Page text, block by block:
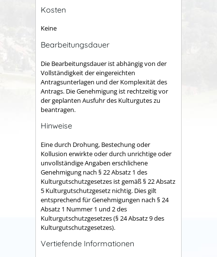
Kosten
Keine
Bearbeitungsdauer
Die Bearbeitungsdauer ist abhängig von der
Vollständigkeit der eingereichten
Antragsunterlagen und der Komplexität des
Antrags. Die Genehmigung ist rechtzeitig vor
der geplanten Ausfuhr des Kulturgutes zu
beantragen.
Hinweise
Eine durch Drohung, Bestechung oder
Kollusion erwirkte oder durch unrichtige oder
unvollständige Angaben erschlichene
Genehmigung nach § 22 Absatz 1 des
Kulturgutschutzgesetzes ist gemäß § 22 Absatz
5 Kulturgutschutzgesetz nichtig. Dies gilt
entsprechend für Genehmigungen nach § 24
Absatz 1 Nummer 1 und 2 des
Kulturgutschutzgesetzes (§ 24 Absatz 9 des
Kulturgutschutzgesetzes).
Vertiefende Informationen